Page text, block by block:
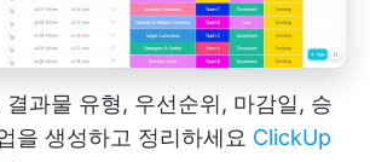
과물 유형, 우선순위, 마감일, 승
을 생성하고 정리하세요 ClickUp